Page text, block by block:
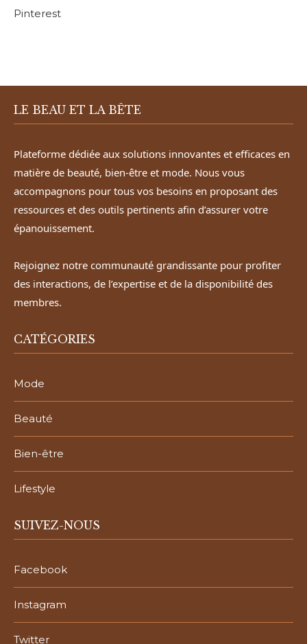
Pinterest
LE BEAU ET LA BÊTE
Plateforme dédiée aux solutions innovantes et efficaces en
matière de beauté, bien-être et mode. Nous vous
accompagnons pour tous vos besoins en proposant des
ressources et des outils pertinents afin d’assurer votre
épanouissement.
Rejoignez notre communauté grandissante pour profiter
des interactions, de l’expertise et de la disponibilité des
membres.
CATÉGORIES
Mode
Beauté
Bien-être
Lifestyle
SUIVEZ-NOUS
Facebook
Instagram
Twitter